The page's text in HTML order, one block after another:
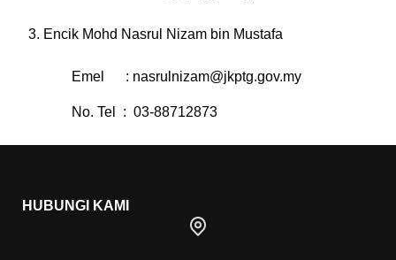
Encik Mohd Nasrul Nizam bin Mustafa
Emel : nasrulnizam@jkptg.gov.my
No. Tel : 03-88712873
HUBUNGI KAMI